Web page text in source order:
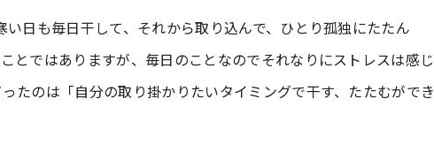
日も毎日干して、それから取り込んで、ひとり孤独にたたん
ではありますが、毎日のことなのでそれなりにストレスは感じ
たのは「自分の取り掛かりたいタイミングで干す、たたむができ